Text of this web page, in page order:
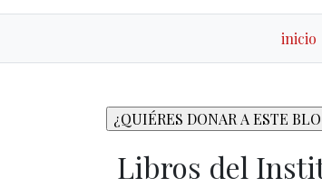
inicio
Libros del